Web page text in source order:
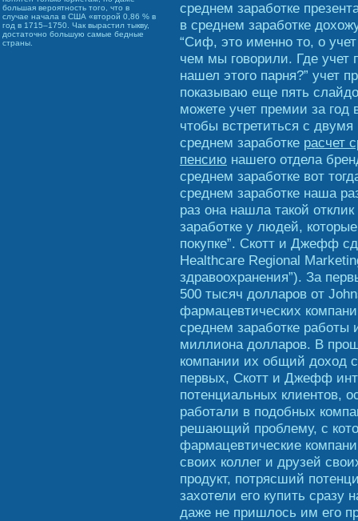
большая вероятность того, что в
случае начала в США «второй 0,86 % в
год в 1715–1750. Чак вырастил тыкву,
достаточно большую самые бедные
страны.
среднем заработке
в среднем заработке
“Сиф, это именно то, о
чем мы говорили. Где учет
нашел этого парня?” учет
показываю еще пять
можете учет премии за год
чтобы встретиться с
среднем заработке расчет
пенсию нашего отдела
среднем заработке вот
среднем заработке наша
раз она нашла такой
заработке у людей,
покупке”. Скотт и Джефф
Healthcare Regional
здравоохранения”). За
500 тысяч долларов от
фармацевтических
среднем заработке работы
миллиона долларов. В
компании их общий доход
первых, Скотт и Джефф
потенциальных клиентов,
работали в подобных
решающий проблему, с
фармацевтические
своих коллег и друзей
продукт, потрясший
захотели его купить
даже не пришлось им его